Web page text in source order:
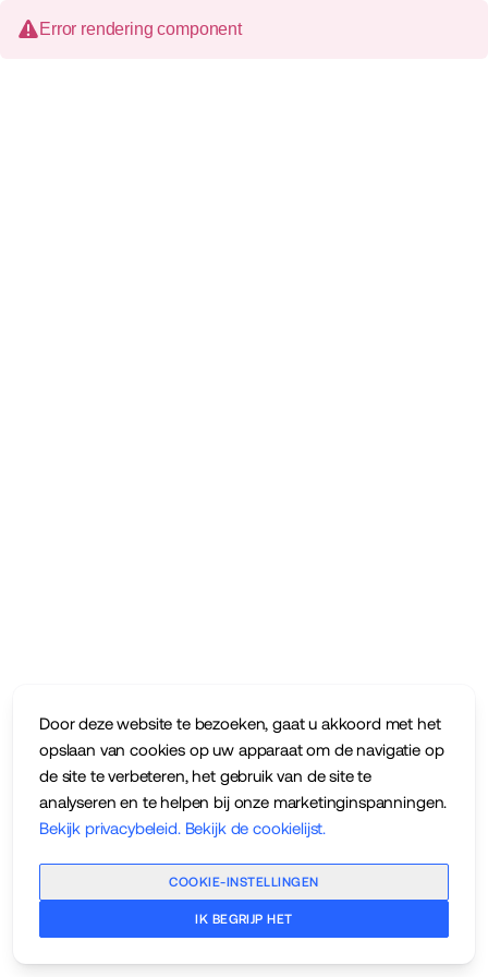
Door deze website te bezoeken, gaat u akkoord met het
opslaan van cookies op uw apparaat om de navigatie op
de site te verbeteren, het gebruik van de site te
analyseren en te helpen bij onze marketinginspanningen.
Bekijk privacybeleid. Bekijk de cookielijst.
COOKIE-INSTELLINGEN
IK BEGRIJP HET
Error rendering component